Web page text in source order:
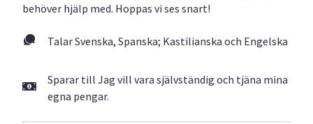
behöver hjälp med. Hoppas vi ses snart!
Talar Svenska, Spanska; Kastilianska och Engelska
Sparar till Jag vill vara självständig och tjäna mina
egna pengar.